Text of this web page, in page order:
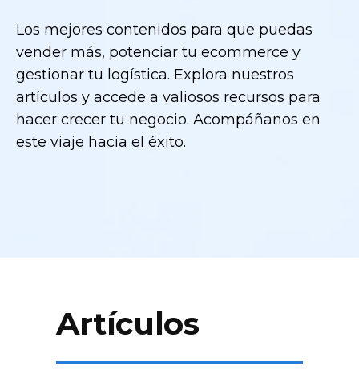
Los mejores contenidos para que puedas
vender más, potenciar tu ecommerce y
gestionar tu logística. Explora nuestros
artículos y accede a valiosos recursos para
hacer crecer tu negocio. Acompáñanos en
este viaje hacia el éxito.
Artículos